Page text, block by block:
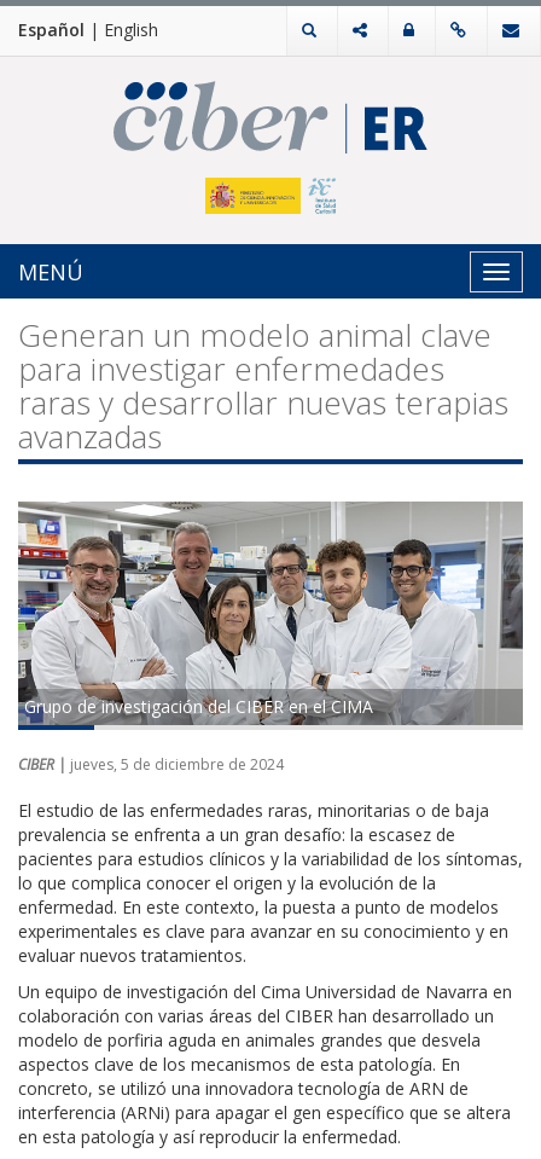
Español | English
MENÚ
Generan un modelo animal clave
para investigar enfermedades
raras y desarrollar nuevas terapias
avanzadas
Grupo de investigación del CIBER en el CIMA
CIBER | jueves, 5 de diciembre de 2024
El estudio de las enfermedades raras, minoritarias o de baja
prevalencia se enfrenta a un gran desafío: la escasez de
pacientes para estudios clínicos y la variabilidad de los síntomas,
lo que complica conocer el origen y la evolución de la
enfermedad. En este contexto, la puesta a punto de modelos
experimentales es clave para avanzar en su conocimiento y en
evaluar nuevos tratamientos.
Un equipo de investigación del Cima Universidad de Navarra en
colaboración con varias áreas del CIBER han desarrollado un
modelo de porfiria aguda en animales grandes que desvela
aspectos clave de los mecanismos de esta patología. En
concreto, se utilizó una innovadora tecnología de ARN de
interferencia (ARNi) para apagar el gen específico que se altera
en esta patología y así reproducir la enfermedad.